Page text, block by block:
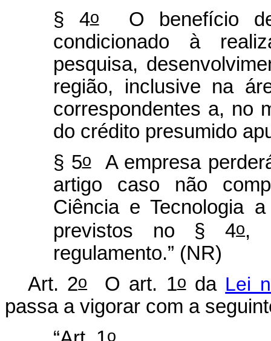
§ 4oO benefício de
condicionado à
pesquisa,
região, inclusive na
correspondentes a, no
do crédito presumido
§ 5oA empresa
artigo caso não
Ciência e Tecnologia
previstos no § 4o,
regulamento.” (NR)
Art. 2oO art. 1oda Lei
passa a vigorar com a
o